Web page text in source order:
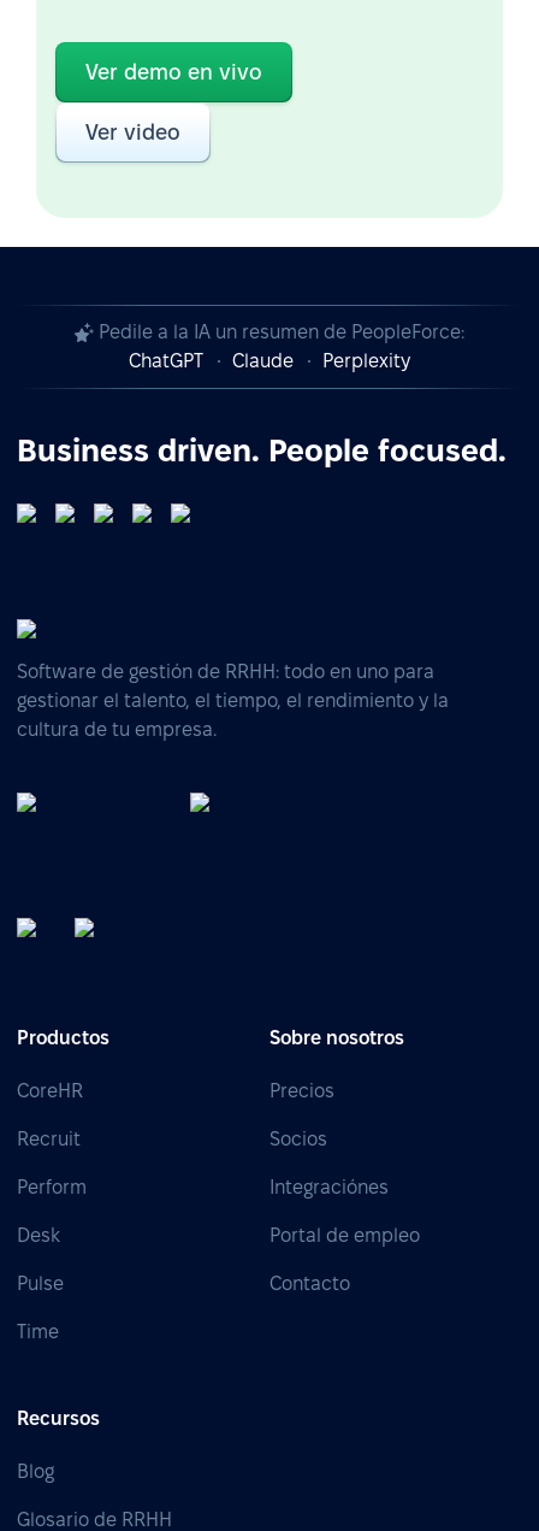
Ver demo en vivo
Ver video
Pedile a la IA un resumen de PeopleForce:
ChatGPT
Claude Perplexity
Business driven. People focused.
Software de gestión de RRHH: todo en uno para
gestionar el talento, el tiempo, el rendimiento y la
cultura de tu empresa.
Productos
CoreHR
Recruit
Perform
Desk
Pulse
Time
Sobre nosotros
Precios
Socios
Integraciónes
Portal de empleo
Contacto
Recursos
Blog
Glosario de RRHH